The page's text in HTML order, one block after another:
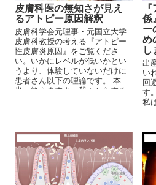
皮膚科医の無知さが見え
るアトピー原因解釈
皮膚科学会元理事・元国立大学
皮膚科教授の考える『アトピー
性皮膚炎原因』をご覧くださ
い。いかにレベルが低いかとい
うより、体験していないだけに
患者さん以下の理論です。 本
当、笑えますよ、我々からする
込むステロイド剤療法を行うの
で、『マイナス理論』となりま
すね。我が孫にもステロイド剤
を処方して続行させているの
で、、、
係
ー
め
し
出
い
回
す
私